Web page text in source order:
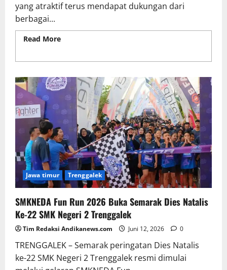
yang atraktif terus mendapat dukungan dari
berbagai...
Read More
Jawa timur Trenggalek
SMKNEDA Fun Run 2026 Buka Semarak Dies Natalis
Ke-22 SMK Negeri 2 Trenggalek
Tim Redaksi Andikanews.com Juni 12, 2026 0
TRENGGALEK – Semarak peringatan Dies Natalis
ke-22 SMK Negeri 2 Trenggalek resmi dimulai